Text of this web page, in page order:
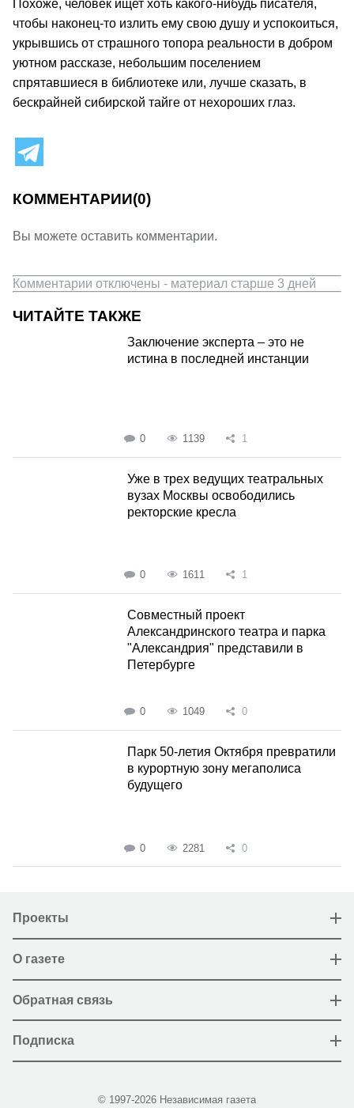
Похоже, человек ищет хоть какого-нибудь писателя,
чтобы наконец-то излить ему свою душу и успокоиться,
укрывшись от страшного топора реальности в добром
уютном рассказе, небольшим поселением
спрятавшиеся в библиотеке или, лучше сказать, в
бескрайней сибирской тайге от нехороших глаз.
КОММЕНТАРИИ(0)
Вы можете оставить комментарии.
Комментарии отключены - материал старше 3 дней
ЧИТАЙТЕ ТАКЖЕ
Заключение эксперта – это не
истина в последней инстанции
0 1139 1
Уже в трех ведущих театральных
вузах Москвы освободились
ректорские кресла
0 1611 1
Совместный проект
Александринского театра и парка
"Александрия" представили в
Петербурге
0 1049 0
Парк 50-летия Октября превратили
в курортную зону мегаполиса
будущего
0 2281 0
Проекты
О газете
Обратная связь
Подписка
© 1997-2026 Независимая газета